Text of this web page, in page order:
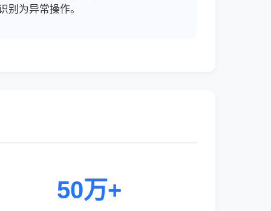
别为异常操作。
50万+